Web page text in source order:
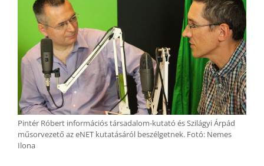
Pintér Róbert információs társadalom-kutató és Szilágyi Árpád
műsorvezető az eNET kutatásáról beszélgetnek. Fotó: Nemes
Ilona